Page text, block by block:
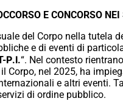
E CONCORSO
del Corpo nella tutela
e di eventi di
Ρ.Ι.“. Nel contesto
Corpo, nel 2025, ha
e altri eventi.
di ordine pubblico.